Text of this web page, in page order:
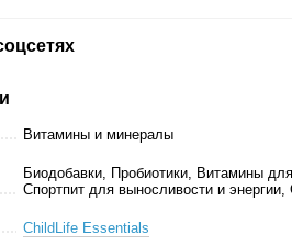
Витамины и минералы
Биодобавки, Пробиотики, Витамины
Спортпит для выносливости и
ChildLife Essentials